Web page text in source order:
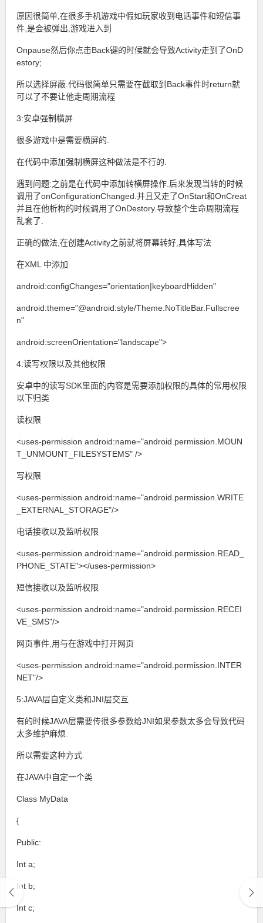
原因很简单,在很多手机游戏中假如玩家收到电话事件和短信事
件,是会被弹出,游戏进入到
Onpause然后你点击Back键的时候就会导致Activity走到了OnD
estory;
所以选择屏蔽.代码很简单只需要在截取到Back事件时return就
可以了不要让他走周期流程
3:安卓强制横屏
很多游戏中是需要横屏的.
在代码中添加强制横屏这种做法是不行的.
遇到问题:之前是在代码中添加转横屏操作.后来发现当转的时候
调用了onConfigurationChanged.并且又走了OnStart和OnCreat
并且在他析构的时候调用了OnDestory.导致整个生命周期流程
乱套了.
正确的做法,在创建Activity之前就将屏幕转好,具体写法
在XML 中添加
android:configChanges="orientation|keyboardHidden"
android:theme="@android:style/Theme.NoTitleBar.Fullscree
n"
android:screenOrientation="landscape">
4:读写权限以及其他权限
安卓中的读写SDK里面的内容是需要添加权限的具体的常用权限
以下归类
读权限
<uses-permission android:name="android.permission.MOUN
T_UNMOUNT_FILESYSTEMS" />
写权限
<uses-permission android:name="android.permission.WRITE
_EXTERNAL_STORAGE"/>
电话接收以及监听权限
<uses-permission android:name="android.permission.READ_
PHONE_STATE"></uses-permission>
短信接收以及监听权限
<uses-permission android:name="android.permission.RECEI
VE_SMS"/>
网页事件,用与在游戏中打开网页
<uses-permission android:name="android.permission.INTER
NET"/>
5:JAVA层自定义类和JNI层交互
有的时候JAVA层需要传很多参数给JNI如果参数太多会导致代码
太多维护麻烦.
所以需要这种方式.
在JAVA中自定一个类
Class MyData
{
Public:
Int a;
Int b;
Int c;